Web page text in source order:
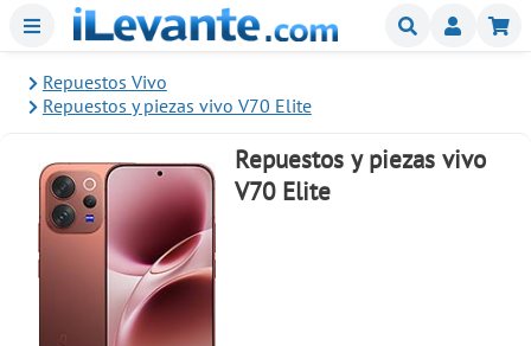
Menu Buscar
Repuestos Vivo
Repuestos y piezas vivo V70 Elite
Repuestos y piezas vivo
V70 Elite